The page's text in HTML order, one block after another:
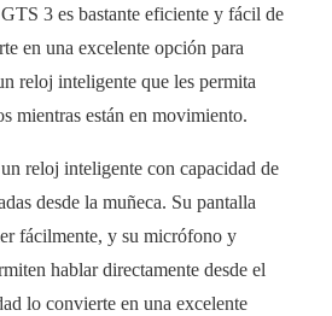
3 es bastante eficiente y fácil de
en una excelente opción para
reloj inteligente que les permita
mientras están en movimiento.
reloj inteligente con capacidad de
desde la muñeca. Su pantalla
fácilmente, y su micrófono y
hablar directamente desde el
lo convierte en una excelente